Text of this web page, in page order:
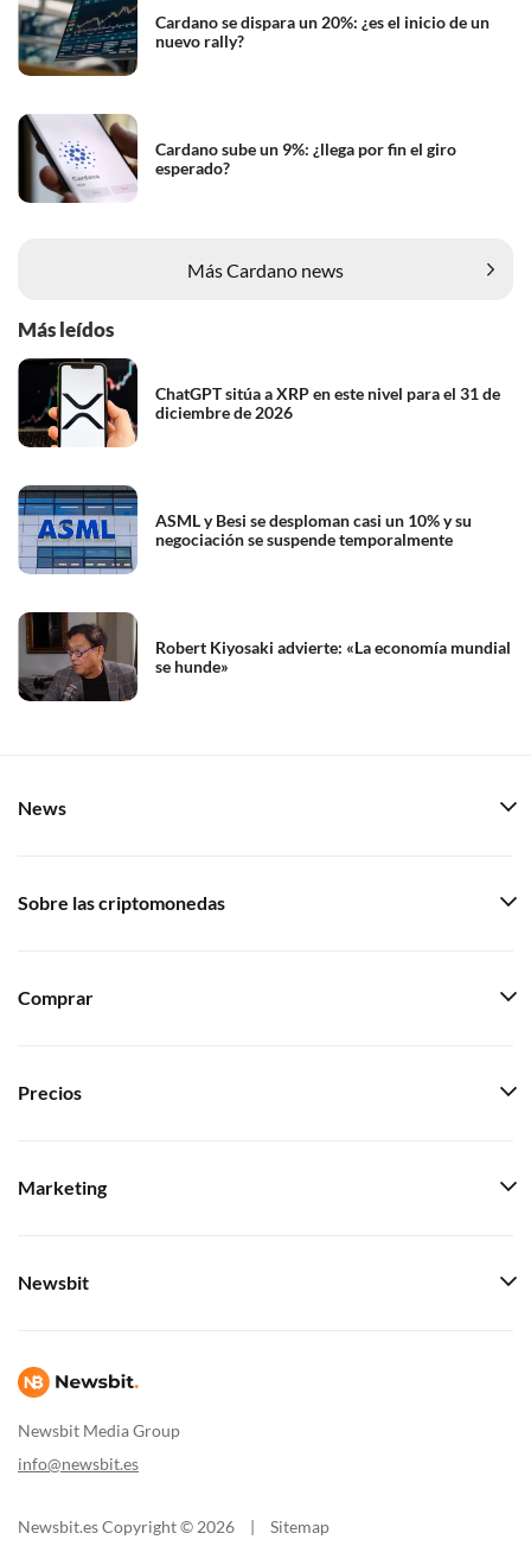
Cardano se dispara un 20%: ¿es el inicio de un
nuevo rally?
Cardano sube un 9%: ¿llega por fin el giro
esperado?
Más Cardano news
Más leídos
ChatGPT sitúa a XRP en este nivel para el 31 de
diciembre de 2026
ASML y Besi se desploman casi un 10% y su
negociación se suspende temporalmente
Robert Kiyosaki advierte: «La economía mundial
se hunde»
Newsbit Media Group
info@newsbit.es
News
Sobre las criptomonedas
Comprar
Precios
Marketing
Newsbit
Newsbit.es Copyright © 2026 | Sitemap